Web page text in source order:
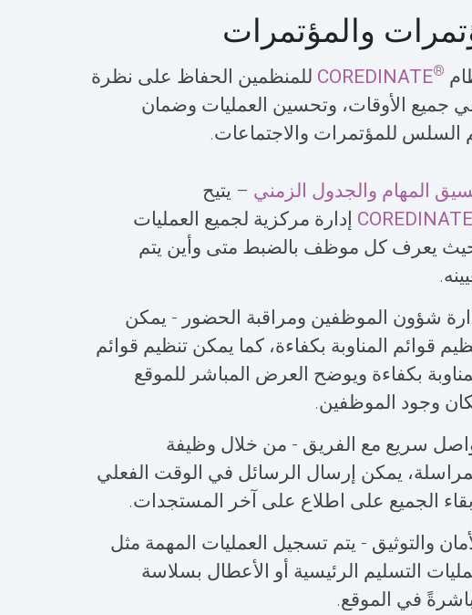
والمؤتمرات
COREDINATE®
للمنظمين الحفاظ على نظرة
جميع الأوقات، وتحسين العمليات وضمان
السلس للمؤتمرات والاجتماعات.
المهام والجدول الزمني – يتيح
COREDINATE إدارة مركزية لجميع العمليات
يعرف كل موظف بالضبط متى وأين يتم
شؤون الموظفين ومراقبة الحضور - يمكن
قوائم المناوبة بكفاءة، كما يمكن تنظيم قوائم
بكفاءة ويوضح العرض المباشر للموقع
وجود الموظفين.
سريع مع الفريق - من خلال وظيفة
يمكن إرسال الرسائل في الوقت الفعلي
الجميع على اطلاع على آخر المستجدات.
والتوثيق - يتم تسجيل العمليات المهمة مثل
التسليم الرئيسية أو الأعطال بسلاسة
في الموقع.